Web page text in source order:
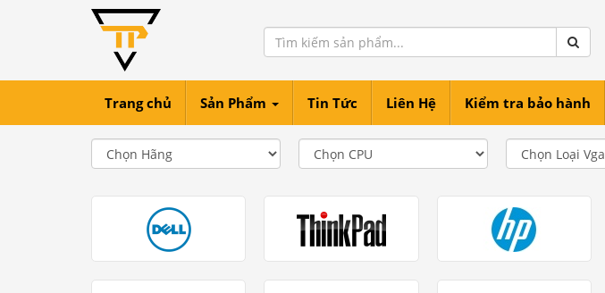
Trang chủ Sản Phẩm Tin Tức Liên Hệ Kiểm tra bảo hành